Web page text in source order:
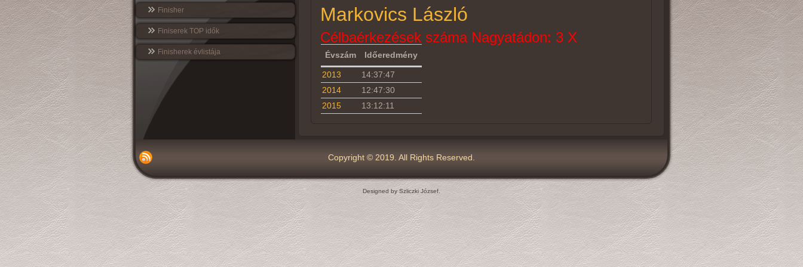
Finisher
Finiserek TOP idők
Finisherek évlistája
Markovics László
Célbaérkezések száma Nagyatádon: 3 X
Évszám Időeredmény
2013
14:37:47
2014
12:47:30
2015
13:12:11
Copyright © 2019. All Rights Reserved.
Designed by Szliczki József.